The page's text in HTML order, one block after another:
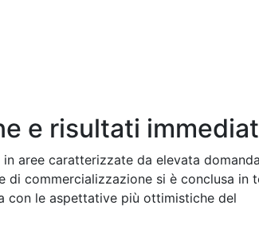
e risultati
aree caratterizzate da elevata
commercializzazione si è conclusa in
con le aspettative più ottimistiche del